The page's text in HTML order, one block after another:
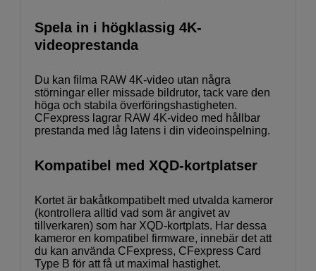
Spela in i högklassig 4K-
videoprestanda
Du kan filma RAW 4K-video utan några
störningar eller missade bildrutor, tack vare den
höga och stabila överföringshastigheten.
CFexpress lagrar RAW 4K-video med hållbar
prestanda med låg latens i din videoinspelning.
Kompatibel med XQD-kortplatser
Kortet är bakåtkompatibelt med utvalda kameror
(kontrollera alltid vad som är angivet av
tillverkaren) som har XQD-kortplats. Har dessa
kameror en kompatibel firmware, innebär det att
du kan använda CFexpress, CFexpress Card
Type B för att få ut maximal hastighet.